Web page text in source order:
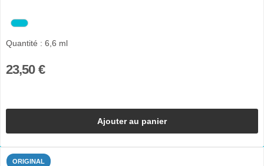
Quantité : 6,6 ml
23,50 €
Ajouter au panier
ORIGINAL